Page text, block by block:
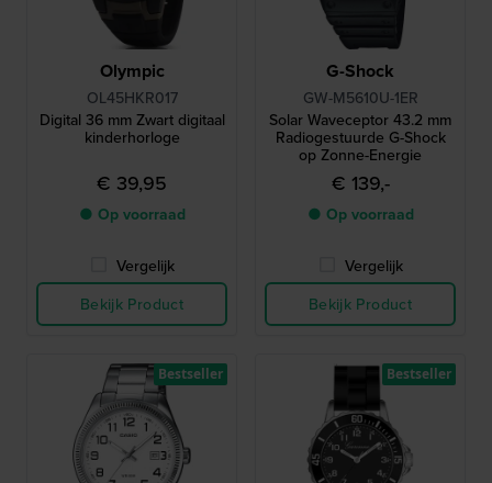
Olympic
OL45HKR017
Digital 36 mm Zwart digitaal
kinderhorloge
€ 39,95
● Op voorraad
Vergelijk
Bekijk Product
G-Shock
GW-M5610U-1ER
Solar Waveceptor 43.2 mm
Radiogestuurde G-Shock
op Zonne-Energie
€ 139,-
● Op voorraad
Vergelijk
Bekijk Product
Bestseller Bestseller